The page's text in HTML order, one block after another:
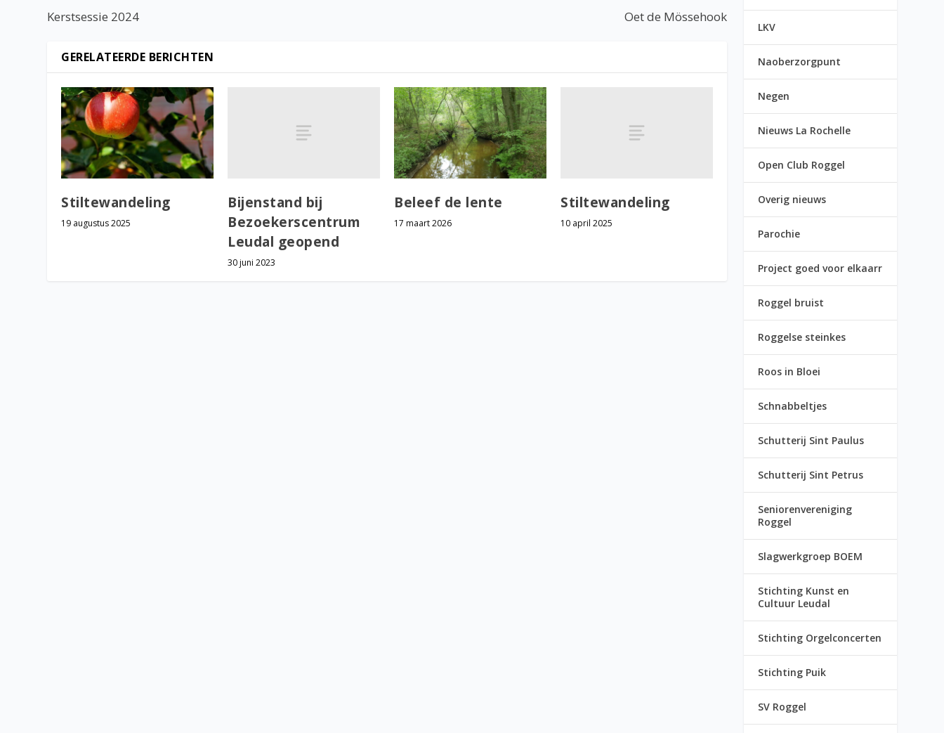
Kerstsessie 2024 Oet de Mössehook
GERELATEERDE BERICHTEN
Stiltewandeling
19 augustus 2025
Bijenstand bij
Bezoekerscentrum
Leudal geopend
30 juni 2023
Beleef de lente
17 maart 2026
Stiltewandeling
10 april 2025
LKV
Naoberzorgpunt
Negen
Nieuws La Rochelle
Open Club Roggel
Overig nieuws
Parochie
Project goed voor elkaarr
Roggel bruist
Roggelse steinkes
Roos in Bloei
Schnabbeltjes
Schutterij Sint Paulus
Schutterij Sint Petrus
Seniorenvereniging
Roggel
Slagwerkgroep BOEM
Stichting Kunst en
Cultuur Leudal
Stichting Orgelconcerten
Stichting Puik
SV Roggel